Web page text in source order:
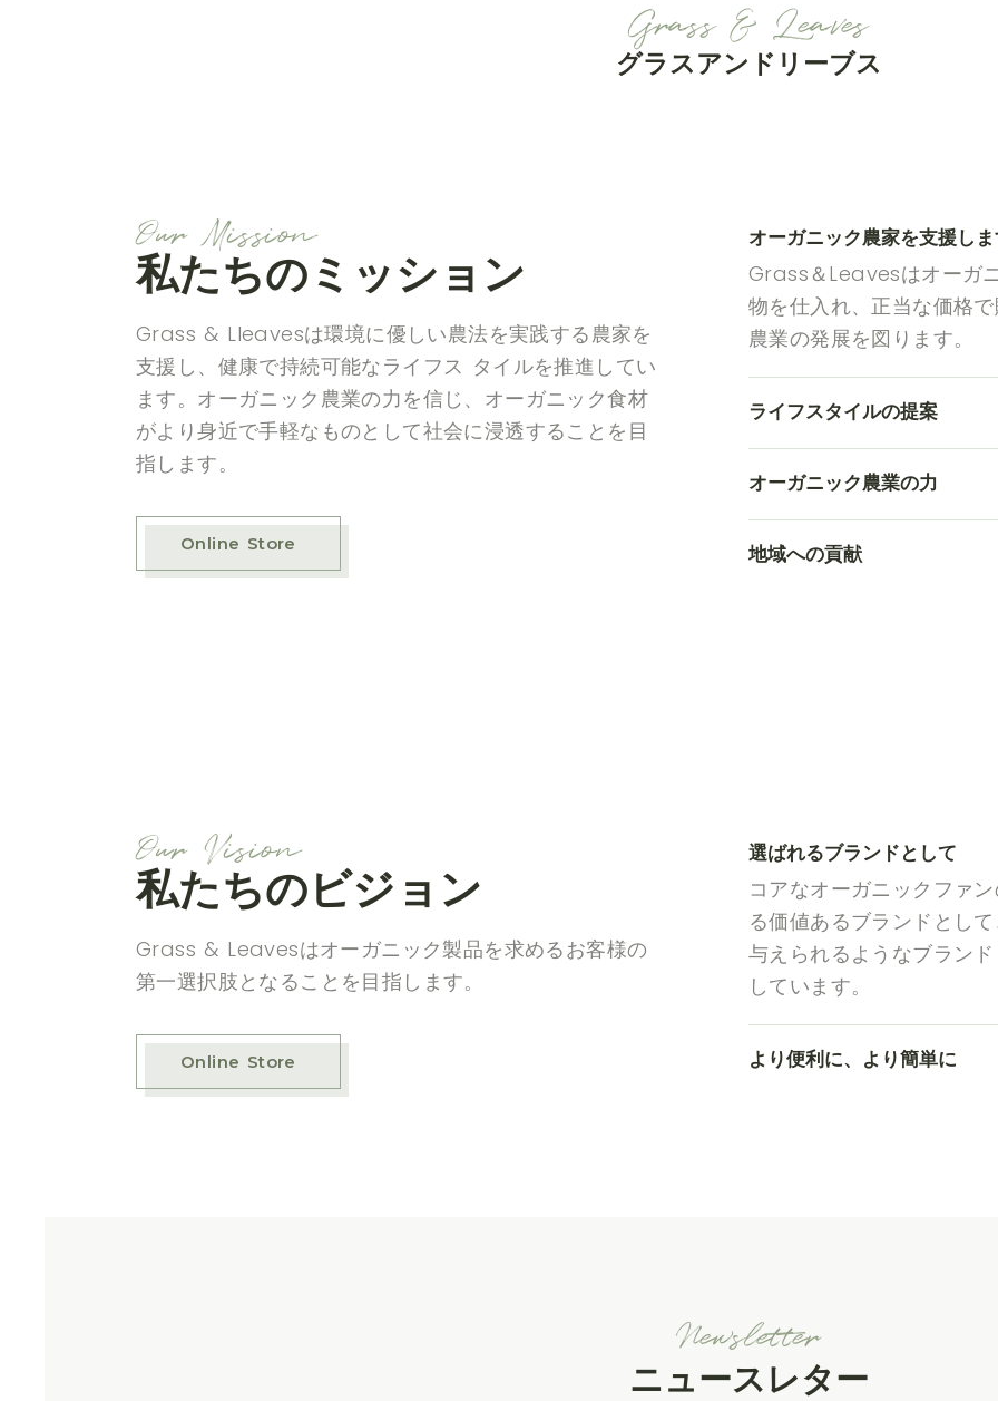
Grass & Leaves
グラスアンドリーブス
Our Mission
私たちのミッション
Grass & Lleavesは環境に優しい農法を実践する農家を
支援し、健康で持続可能なライフス タイルを推進してい
ます。オーガニック農業の力を信じ、オーガニック食材
がより身近で手軽なものとして社会に浸透することを目
指します。
Online Store
オーガニック農家を支援し
Grass＆Leavesはオーガ
物を仕入れ、正当な価格
農業の発展を図ります。
ライフスタイルの提案
オーガニック農業の力
地域への貢献
Our Vision
私たちのビジョン
Grass & Leavesはオーガニック製品を求めるお客様の
第一選択肢となることを目指します。
Online Store
選ばれるブランドとして
コアなオーガニックファ
る価値あるブランドとし
与えられるようなブラン
しています。
より便利に、より簡単に
Newsletter
ニュースレター